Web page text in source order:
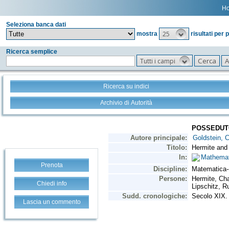
Seleziona banca dati
mostra
25 risultati per
Ricerca semplice
Tutti i campi
Ricerca su indici
Archivio di Autorità
Prenota
Chiedi info
Lascia un commento